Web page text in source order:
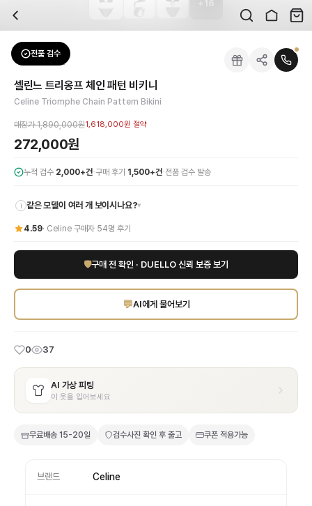
배송은 얼마나 걸리나요?
검수는 어떻게 진행되나요? 검수 사진을 받을 수 있나요?
전문 스태프가 실물 상품을 직접 확인한 후 검수 사진을 제공합니다. 가죽 재질,
교환이나 반품이 가능한가요?
수령 후 7일 이내 신청하시면 상품 하자, 사이즈 불일치, 고객 변심 모두 교환·반
쿠폰과 적립금을 함께 사용할 수 있나요?
네, 쿠폰과 적립금을 결제 시 함께 사용하실 수 있습니다. 적립금은 1,000원 이상
사이즈는 어떻게 선택하나요?
상품 상세의 사이즈 정보를 참고해 선택하시고, 사이즈 선택이 어려우시면 카카오
셀린느 트리옹프 체인 패턴 비키니
브랜드:
성별:여성
색상:그레이
가격:272,000원
셀린느 트리옹프 체인 패턴 비키니로 올여름 당신의 해변 스타일을 완성하세요.
셀린느 트리옹프 체인 패턴 비키니
16
전품 검수
Celine원피스
셀린느 트리옹프 체인 패턴 비키니
Celine Triomphe Chain Pattern Bikini
매장가1,890,000원1,618,000원 절약
272,000원
누적 검수 2,000+건·구매 후기 1,500+건· 전품 검수 발송
i 같은 모델이 여러 개 보이시나요?▾
4.59· Celine 구매자 54명 후기
🛡구매 전 확인 · DUELLO 신뢰 보증 보기
💬AI에게 물어보기
0 37
AI 가상 피팅
이 옷을 입어보세요
무료배송 15-20일 검수사진 확인 후 출고 쿠폰 적용가능
브랜드 Celine